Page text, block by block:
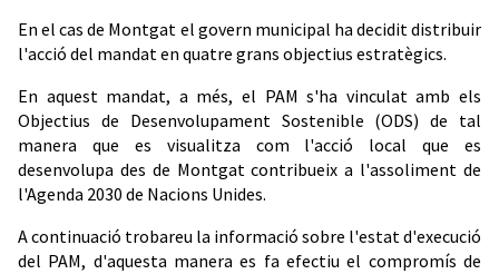
En el cas de Montgat el govern municipal ha decidit distribuir
l'acció del mandat en quatre grans objectius estratègics.
En aquest mandat, a més, el PAM s'ha vinculat amb els
Objectius de Desenvolupament Sostenible (ODS) de tal
manera que es visualitza com l'acció local que es
desenvolupa des de Montgat contribueix a l'assoliment de
l'Agenda 2030 de Nacions Unides.
A continuació trobareu la informació sobre l'estat d'execució
del PAM, d'aquesta manera es fa efectiu el compromís de